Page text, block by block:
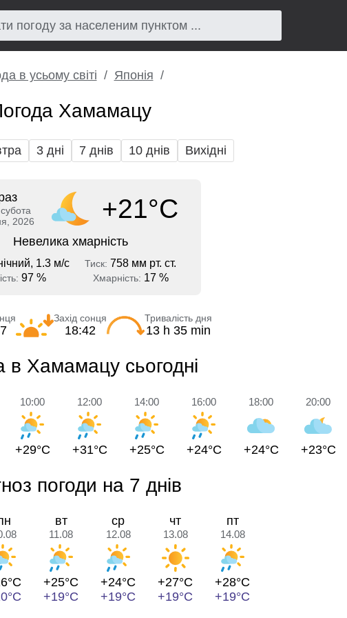
в усьому світі Японія
Хамамацу
3 дні 7 днів 10 днів Вихідні
2026
+21°C
Невелика хмарність
1.3 м/с Тиск: 758 мм рт. ст.
97 % Хмарність: 17 %
Захід сонця
18:42
Тривалість дня
13 h 35 min
в Хамамацу сьогодні
10:00
+29°C
12:00
+31°C
14:00
+25°C
16:00
+24°C
18:00
+24°C
20:00
+23°C
погоди на 7 днів
вт
11.08
+25°C
+19°C
ср
12.08
+24°C
+19°C
чт
13.08
+27°C
+19°C
пт
14.08
+28°C
+19°C